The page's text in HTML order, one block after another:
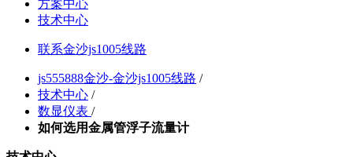
方案中心
技术中心
联系金沙js1005线路
js555888金沙-金沙js1005线路 /
技术中心 /
数显仪表 /
如何选用金属管浮子流量计